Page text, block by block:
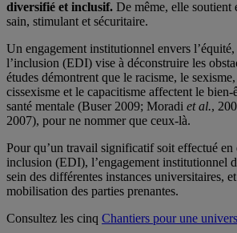
diversifié et inclusif. De même, elle soutient
sain, stimulant et sécuritaire.
Un engagement institutionnel envers
l’inclusion (EDI) vise à déconstruire les
études démontrent que le racisme, le
cissexisme et le capacitisme affectent le
santé mentale (Buser 2009; Moradi et al.,
2007), pour ne nommer que ceux-là.
Pour qu’un travail significatif soit effectué en
inclusion (EDI), l’engagement institutionnel
sein des différentes instances universitaires,
mobilisation des parties prenantes.
Consultez les cinq Chantiers pour une